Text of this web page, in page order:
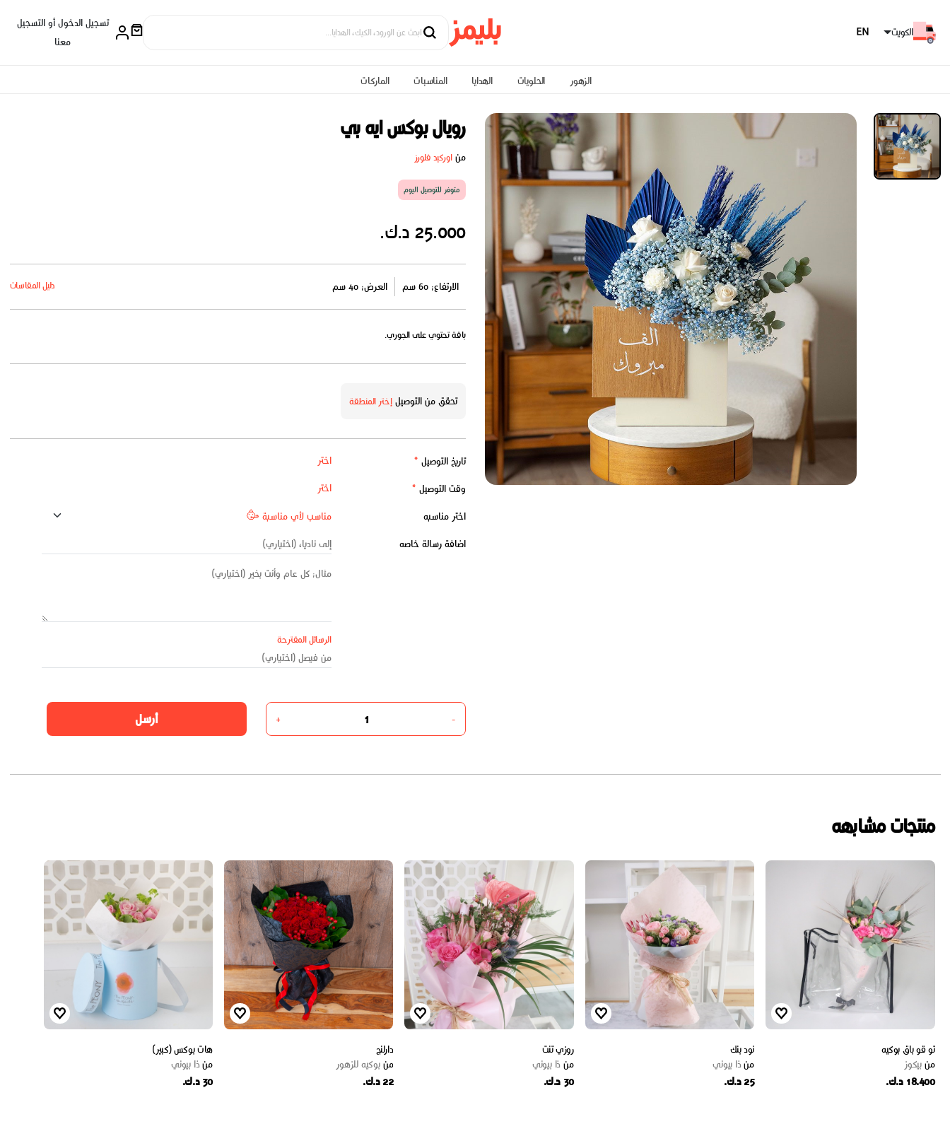
الكويت
تسجيل الدخول أو التسجيل
معنا
الزهور الحلويات الهدايا المناسبات الماركات
رويال بوكس ايه بي
مناوركيد فلورز
متوفر للتوصيل اليوم
25.000 د.ك.
الارتفاع: 60 سم العرض: 40 سم دليل المقاسات
باقة تحتوي على الجوري.
تحقق من التوصيلإختر المنطقة
تاريخ التوصيل *
وقت التوصيل *
اختر مناسبه
اضافة رسالة خاصه
الرسائل المقترحة
-
+ أرسل
منتجات مشابهه
تو قو باق بوكيه
من بيكوز
18.400 د.ك.
نود بنك
منذا بيوني
25 د.ك.
روزي تنت
منذا بيوني
30 د.ك.
دارلنج
من بوكيه للزهور
22 د.ك.
هات بوكس (كبير)
منذا بيوني
30 د.ك.